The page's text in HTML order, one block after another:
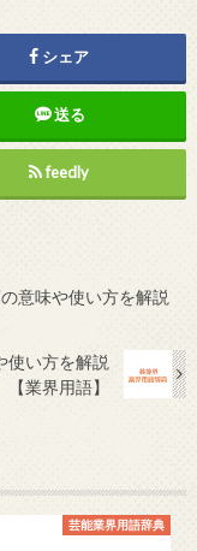
シェア
送る
feedly
意味や使い方を解説
使い方を解説
【業界用語】
芸能業界用語辞典